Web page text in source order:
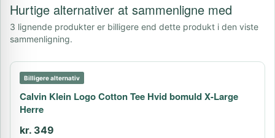
Hurtige alternativer at sammenligne med
3 lignende produkter er billigere end dette produkt i den viste
sammenligning.
Billigere alternativ
Calvin Klein Logo Cotton Tee Hvid bomuld X-Large
Herre
kr. 349